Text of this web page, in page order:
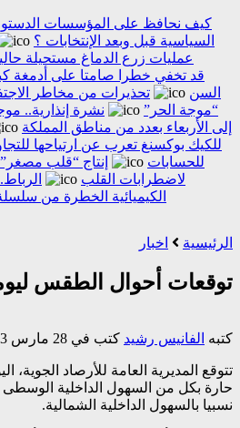
كيف نحافظ على المؤسسات
السياسية قبل وبعد الإنتخابات ؟
عمليات زرع الدماغ مستحيلة
السن
تحذيرات من مخاطر
“موجة الحر”
نشرة إنذارية..
إلى الأربعاء بعدد من مناطق المملكة
للكيك بوكسنغ تعرب عن ارتياحها
للحسابات
إنتاج “قلب
لاضطرابات القلب
الكيميائية الخطرة من
الرئيسية اخبار
توقعات أحوال الطقس ليومه
كتبه الفانيس رشيد كتب في 28 مارس 2023 - 9:09 ص
تتوقع المديرية العامة للأرصاد الجوية،
حارة بكل من السهول الداخلية
نسبيا بالسهول الداخلية الشمالية.